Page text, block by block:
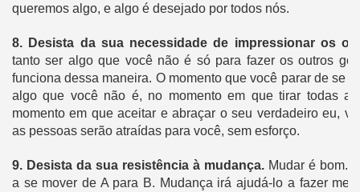
queremos algo, e algo é desejado por todos nós.
8. Desista da sua necessidade de impressionar os
tanto ser algo que você não é só para fazer os outros
funciona dessa maneira. O momento que você parar de se
algo que você não é, no momento em que tirar todas
momento em que aceitar e abraçar o seu verdadeiro eu,
as pessoas serão atraídas para você, sem esforço.
9. Desista da sua resistência à mudança. Mudar é bom.
a se mover de A para B. Mudança irá ajudá-lo a fazer